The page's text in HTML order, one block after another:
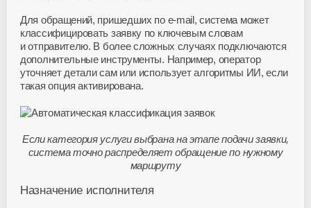
Для обращений, пришедших по e-mail, система может
классифицировать заявку по ключевым словам
и отправителю. В более сложных случаях подключаются
дополнительные инструменты. Например, оператор
уточняет детали сам или использует алгоритмы ИИ, если
такая опция активирована.
Если категория услуги выбрана на этапе подачи заявки,
система точно распределяет обращение по нужному
маршруту
Назначение исполнителя